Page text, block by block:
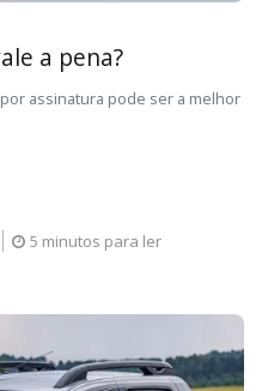
a pena?
assinatura pode ser a melhor
5 minutos para ler